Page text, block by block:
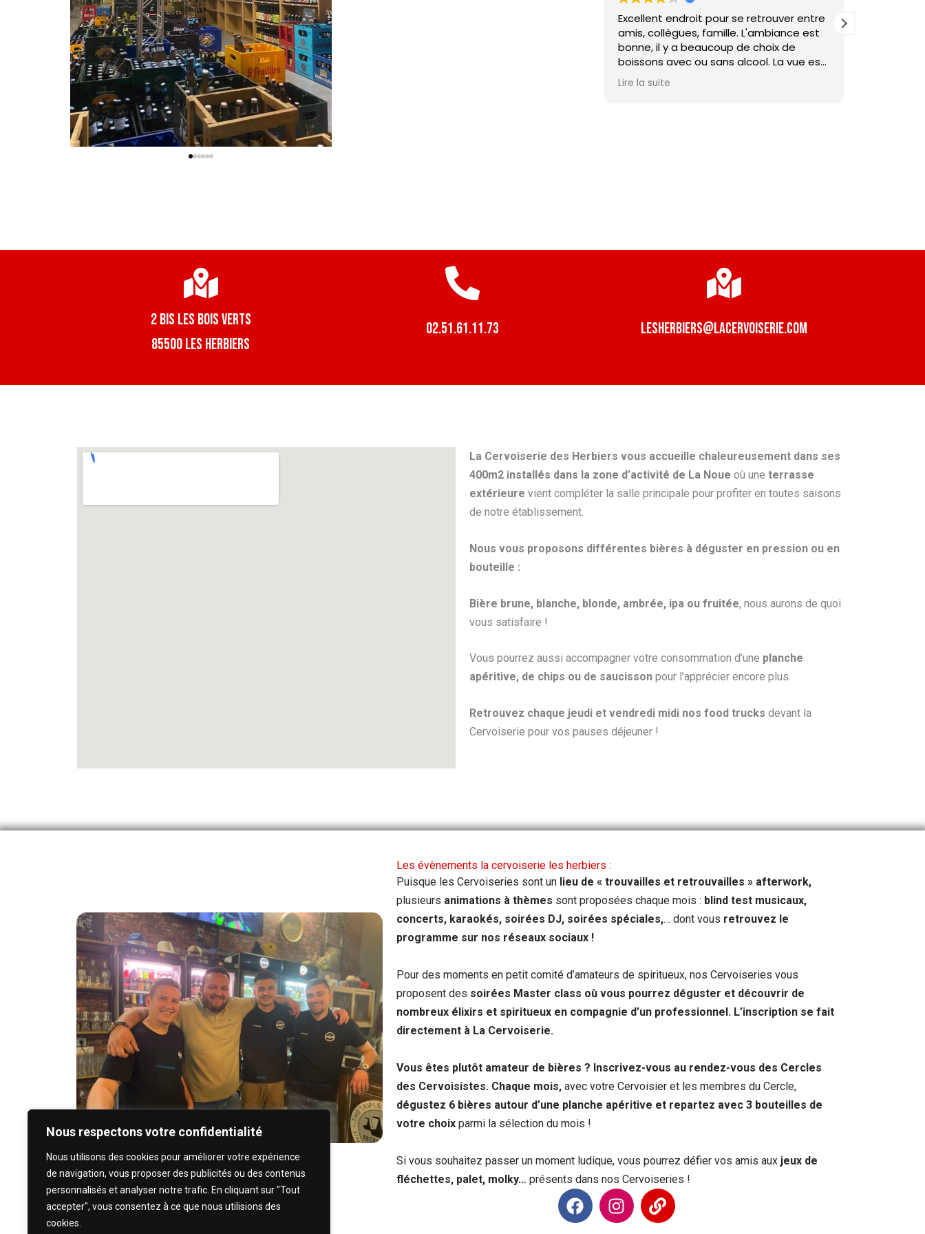
Nous respectons votre confidentialité
Nous utilisons des cookies pour améliorer votre expérience
de navigation, vous proposer des publicités ou des contenus
personnalisés et analyser notre trafic. En cliquant sur "Tout
accepter", vous consentez à ce que nous utilisions des
cookies.
Excellent endroit pour se retrouver entre
amis, collègues, famille. L'ambiance est
bonne, il y a beaucoup de choix de
boissons avec ou sans alcool. La vue est
superbe. Dedans ou dehors. L'équipe est
super. Les tapas sont moyennes...
Lire la suite
2 bis Les Bois Verts
85500 Les Herbiers
02.51.61.11.73 lesherbiers@lacervoiserie.com
La Cervoiserie des Herbiers vous accueille chaleureusement dans ses
400m2 installés dans la zone d’activité de La Noue où une terrasse
extérieure vient compléter la salle principale pour profiter en toutes saisons
de notre établissement.
Nous vous proposons différentes bières à déguster en pression ou en
bouteille :
Bière brune, blanche, blonde, ambrée, ipa ou fruitée, nous aurons de quoi
vous satisfaire !
Vous pourrez aussi accompagner votre consommation d’une planche
apéritive, de chips ou de saucisson pour l’apprécier encore plus.
Retrouvez chaque jeudi et vendredi midi nos food trucks devant la
Cervoiserie pour vos pauses déjeuner !
Les évènements la cervoiserie les herbiers :
Puisque les Cervoiseries sont un lieu de « trouvailles et retrouvailles » afterwork,
plusieurs animations à thèmes sont proposées chaque mois : blind test musicaux,
concerts, karaokés, soirées DJ, soirées spéciales,… dont vous retrouvez le
programme sur nos réseaux sociaux !
Pour des moments en petit comité d’amateurs de spiritueux, nos Cervoiseries vous
proposent des soirées Master class où vous pourrez déguster et découvrir de
nombreux élixirs et spiritueux en compagnie d’un professionnel. L’inscription se fait
directement à La Cervoiserie.
Vous êtes plutôt amateur de bières ? Inscrivez-vous au rendez-vous des Cercles
des Cervoisistes. Chaque mois, avec votre Cervoisier et les membres du Cercle,
dégustez 6 bières autour d’une planche apéritive et repartez avec 3 bouteilles de
votre choix parmi la sélection du mois !
Si vous souhaitez passer un moment ludique, vous pourrez défier vos amis aux jeux de
fléchettes, palet, molky… présents dans nos Cervoiseries !
F
a
I
n
L
i